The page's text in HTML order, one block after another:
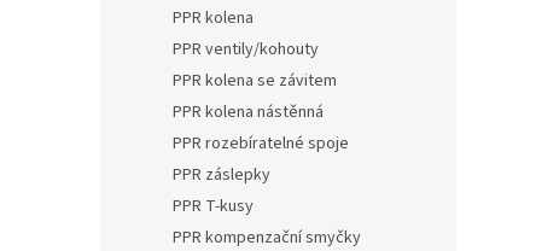
PPR kolena
PPR ventily/kohouty
PPR kolena se závitem
PPR kolena nástěnná
PPR rozebíratelné spoje
PPR záslepky
PPR T-kusy
PPR kompenzační smyčky